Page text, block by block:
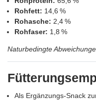
Rohfett: 14,6 %
Rohasche: 2,4 %
Rohfaser: 1,8 %
Naturbedingte
Als Ergänzungs‑Snack